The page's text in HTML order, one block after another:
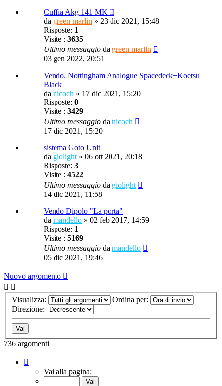
Cuffia Akg 141 MK II
da green marlin » 23 dic 2021, 15:48
Risposte: 1
Visite : 3635
Ultimo messaggio da green marlin
03 gen 2022, 20:51
Vendo. Nottingham Analogue Spacedeck+Koetsu
Black
da nicoch » 17 dic 2021, 15:20
Risposte: 0
Visite : 3429
Ultimo messaggio da nicoch
17 dic 2021, 15:20
sistema Goto Unit
da giolight » 06 ott 2021, 20:18
Risposte: 3
Visite : 4522
Ultimo messaggio da giolight
14 dic 2021, 11:58
Vendo Dipolo "La porta"
da mandello » 02 feb 2017, 14:59
Risposte: 1
Visite : 5169
Ultimo messaggio da mandello
05 dic 2021, 19:46
Nuovo argomento
Visualizza:
Ordina per:
Direzione:
736 argomenti
Vai alla pagina: